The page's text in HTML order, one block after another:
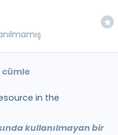
in the
kullanılmayan bir